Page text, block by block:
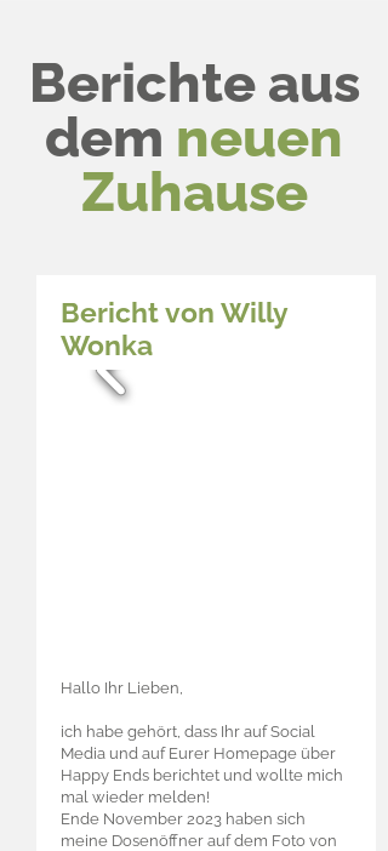
Berichte aus
dem neuen
Zuhause
Bericht von Willy
Wonka
Hallo Ihr Lieben,
ich habe gehört, dass Ihr auf Social
Media und auf Eurer Homepage über
Happy Ends berichtet und wollte mich
mal wieder melden!
Ende November 2023 haben sich
meine Dosenöffner auf dem Foto von